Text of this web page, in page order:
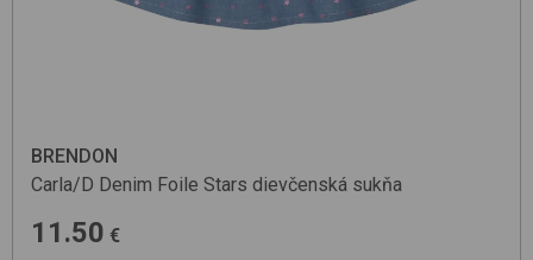
BRENDON
Carla/D Denim Foile Stars dievčenská sukňa
11.50 €